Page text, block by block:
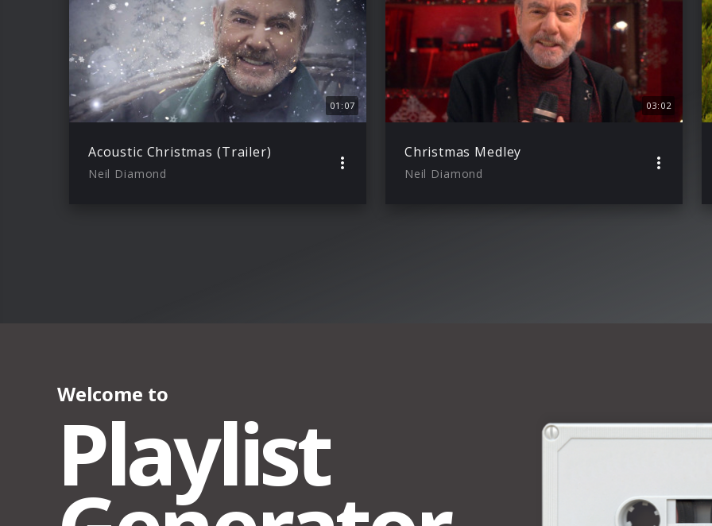
01:07
Acoustic Christmas (Trailer)
Neil Diamond
03:02
Christmas Medley
Neil Diamond